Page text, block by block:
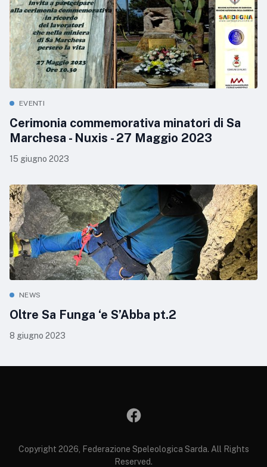
EVENTI
Cerimonia commemorativa minatori di Sa
Marchesa - Nuxis - 27 Maggio 2023
15 giugno 2023
NEWS
Oltre Sa Funga ‘e S’Abba pt.2
8 giugno 2023
Copyright 2026, Federazione Speleologica Sarda. All Rights
Reserved.